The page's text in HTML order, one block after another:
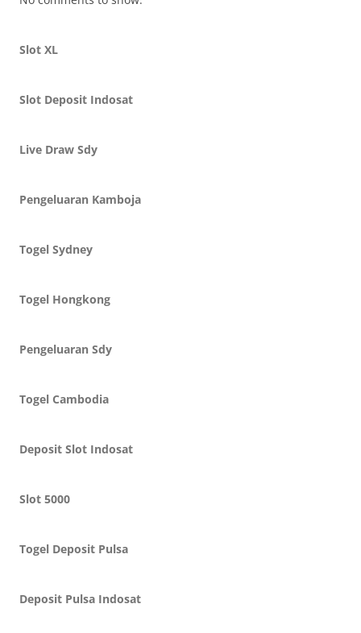
Slot XL
Slot Deposit Indosat
Live Draw Sdy
Pengeluaran Kamboja
Togel Sydney
Togel Hongkong
Pengeluaran Sdy
Togel Cambodia
Deposit Slot Indosat
Slot 5000
Togel Deposit Pulsa
Deposit Pulsa Indosat